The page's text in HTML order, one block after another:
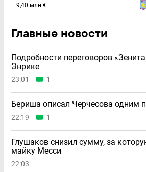
9,40 млн €
Главные новости
Подробности переговоров
Энрике
23:01 1
Бериша описал Черчесова одним
22:19 1
Глушаков снизил сумму, за
майку Месси
22:03